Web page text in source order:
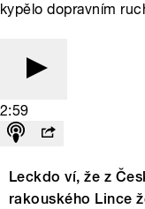
kypělo dopravním
2:59
Leckdo ví, že z
rakouského Lince